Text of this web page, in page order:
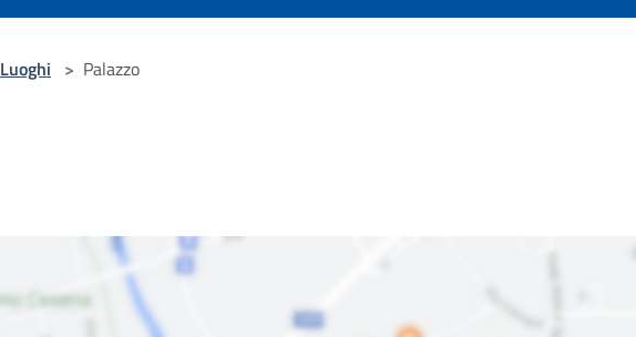
Luoghi > Palazzo